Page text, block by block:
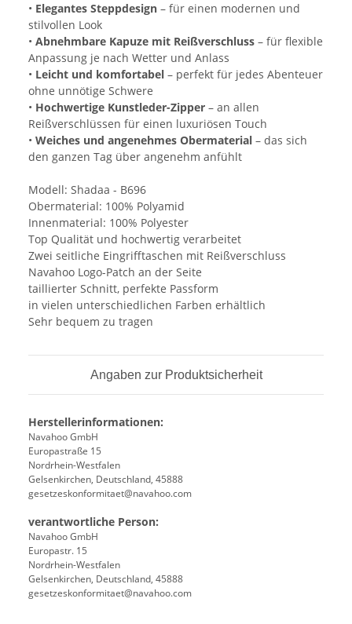
• Elegantes Steppdesign – für einen modernen und
stilvollen Look
• Abnehmbare Kapuze mit Reißverschluss – für flexible
Anpassung je nach Wetter und Anlass
• Leicht und komfortabel – perfekt für jedes Abenteuer
ohne unnötige Schwere
• Hochwertige Kunstleder-Zipper – an allen
Reißverschlüssen für einen luxuriösen Touch
• Weiches und angenehmes Obermaterial – das sich
den ganzen Tag über angenehm anfühlt
Modell: Shadaa - B696
Obermaterial: 100% Polyamid
Innenmaterial: 100% Polyester
Top Qualität und hochwertig verarbeitet
Zwei seitliche Eingrifftaschen mit Reißverschluss
Navahoo Logo-Patch an der Seite
taillierter Schnitt, perfekte Passform
in vielen unterschiedlichen Farben erhältlich
Sehr bequem zu tragen
Angaben zur Produktsicherheit
Herstellerinformationen:
Navahoo GmbH
Europastraße 15
Nordrhein-Westfalen
Gelsenkirchen, Deutschland, 45888
gesetzeskonformitaet@navahoo.com
verantwortliche Person:
Navahoo GmbH
Europastr. 15
Nordrhein-Westfalen
Gelsenkirchen, Deutschland, 45888
gesetzeskonformitaet@navahoo.com